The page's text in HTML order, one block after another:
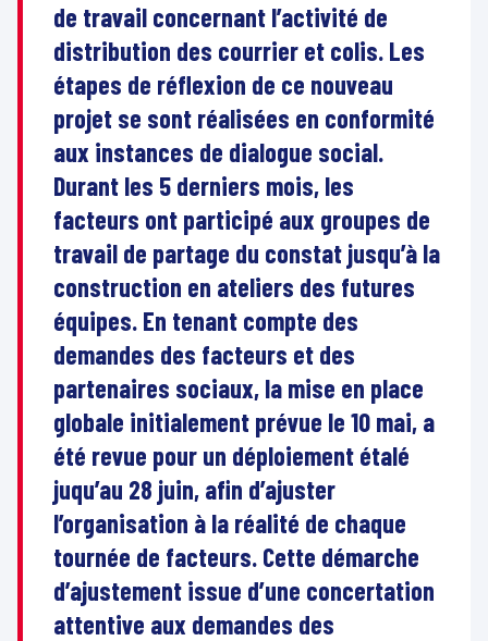
de travail concernant l’activité de
distribution des courrier et colis. Les
étapes de réflexion de ce nouveau
projet se sont réalisées en conformité
aux instances de dialogue social.
Durant les 5 derniers mois, les
facteurs ont participé aux groupes de
travail de partage du constat jusqu’à la
construction en ateliers des futures
équipes. En tenant compte des
demandes des facteurs et des
partenaires sociaux, la mise en place
globale initialement prévue le 10 mai, a
été revue pour un déploiement étalé
juqu’au 28 juin, afin d’ajuster
l’organisation à la réalité de chaque
tournée de facteurs. Cette démarche
d’ajustement issue d’une concertation
attentive aux demandes des